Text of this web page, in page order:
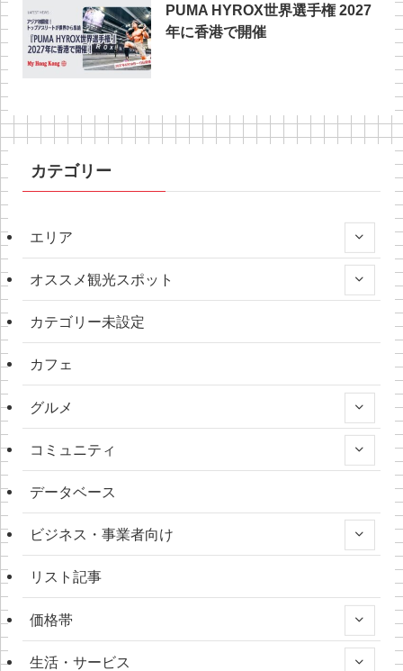
PUMA HYROX世界選手権 2027
年に香港で開催
カテゴリー
エリア
オススメ観光スポット
カテゴリー未設定
カフェ
グルメ
コミュニティ
データベース
ビジネス・事業者向け
リスト記事
価格帯
生活・サービス